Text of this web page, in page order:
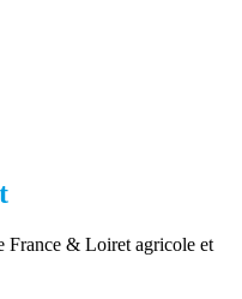
France & Loiret agricole et